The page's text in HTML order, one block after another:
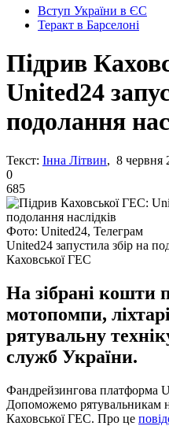
Вступ України в ЄС
Теракт в Барселоні
Підрив
United24
подолання
Текст: Інна Літвин, 8 червня
0
685
Фото: United24, Телеграм
United24 запустила збір на
Каховської ГЕС
На зібрані кошти
мотопомпи,
рятувальну
служб України.
Фандрейзингова платформа
Допоможемо рятувальникам
Каховської ГЕС. Про це